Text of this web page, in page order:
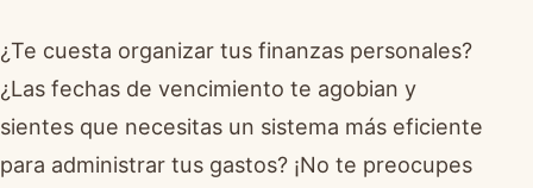
¿Te cuesta organizar tus finanzas personales?
¿Las fechas de vencimiento te agobian y
sientes que necesitas un sistema más eficiente
para administrar tus gastos? ¡No te preocupes